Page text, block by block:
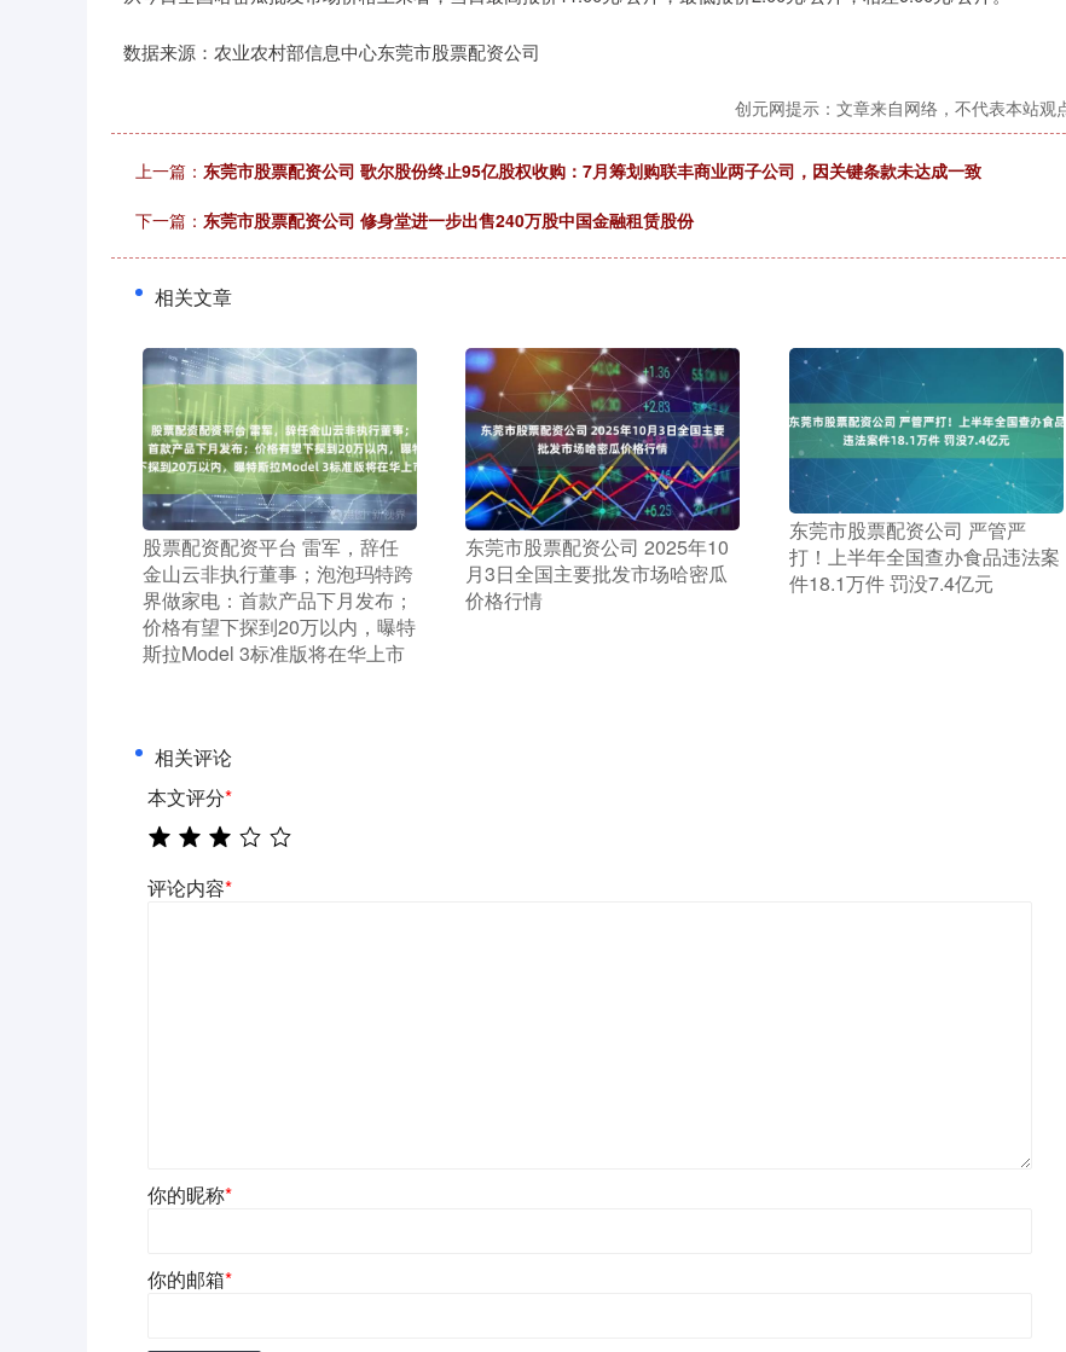
数据来源：农业农村部信息中心东莞市股票配资公司
创元网提示：文章来自网络，不代表本站观
上一篇： 东莞市股票配资公司 歌尔股份终止95亿股权收购：7月筹划购联丰商业两子公司，因关键条款未达成一致
下一篇： 东莞市股票配资公司 修身堂进一步出售240万股中国金融租赁股份
相关文章
​股票配资配资平台 雷军，辞任
金山云非执行董事；泡泡玛特跨
界做家电：首款产品下月发布；
价格有望下探到20万以内，曝特
斯拉Model 3标准版将在华上市
​东莞市股票配资公司 2025年10
月3日全国主要批发市场哈密瓜
价格行情
​东莞市股票配资公司 严管严
打！上半年全国查办食品违法案
件18.1万件 罚没7.4亿元
相关评论
本文评分*
评论内容*
你的昵称*
你的邮箱*